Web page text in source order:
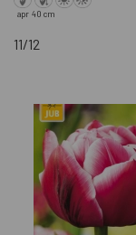
apr 40 cm
11/12